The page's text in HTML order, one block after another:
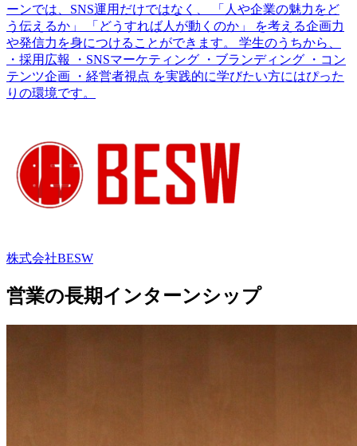
ーンでは、SNS運用だけではなく、 「人や企業の魅力をど
う伝えるか」 「どうすれば人が動くのか」 を考える企画力
や発信力を身につけることができます。 学生のうちから、
・採用広報 ・SNSマーケティング ・ブランディング ・コン
テンツ企画 ・経営者視点 を実践的に学びたい方にはぴった
りの環境です。
株式会社BESW
営業の長期インターンシップ